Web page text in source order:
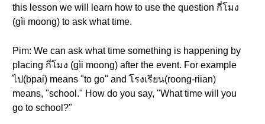
this lesson we will learn how to use the question กี่โมง
(gìi moong) to ask what time.
Pim: We can ask what time something is happening by
placing กี่โมง (gìi moong) after the event. For example
ไป(bpai) means "to go" and โรงเรียน(roong-riian)
means, "school." How do you say, "What time will you
go to school?"